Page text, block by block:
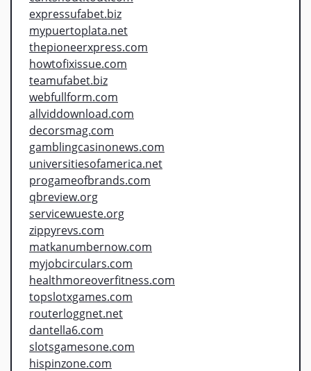
expressufabet.biz
mypuertoplata.net
thepioneerxpress.com
howtofixissue.com
teamufabet.biz
webfullform.com
allviddownload.com
decorsmag.com
gamblingcasinonews.com
universitiesofamerica.net
progameofbrands.com
qbreview.org
servicewueste.org
zippyrevs.com
matkanumbernow.com
myjobcirculars.com
healthmoreoverfitness.com
topslotxgames.com
routerloggnet.net
dantella6.com
slotsgamesone.com
hispinzone.com